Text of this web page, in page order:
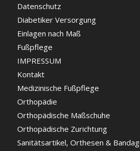
Datenschutz
Diabetiker Versorgung
Einlagen nach Maß
Fußpflege
IMPRESSUM
Kontakt
Medizinische Fußpflege
Orthopädie
Orthopädische Maßschuhe
Orthopädische Zurichtung
Sanitätsartikel, Orthesen &